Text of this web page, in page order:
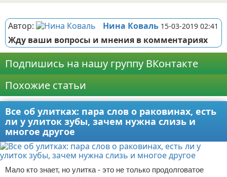
Автор: Нина Коваль 15-03-2019 02:41
Жду ваши вопросы и мнения в комментариях
Подпишись на нашу группу ВКонтакте
Похожие статьи
Все об улитках: пара слов о раковинах, есть
ли у улиток зубы, зачем нужна слизь и
многое другое
Мало кто знает, но улитка - это не только продолговатое